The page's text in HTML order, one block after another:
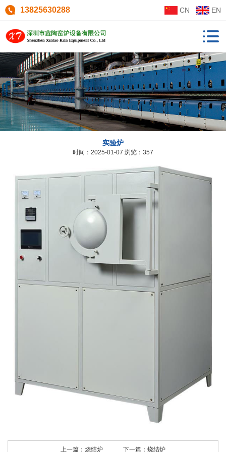
13825630288 CN EN
实验炉
时间：2025-01-07 浏览：357
上一篇：烧结炉 下一篇： 烧结炉